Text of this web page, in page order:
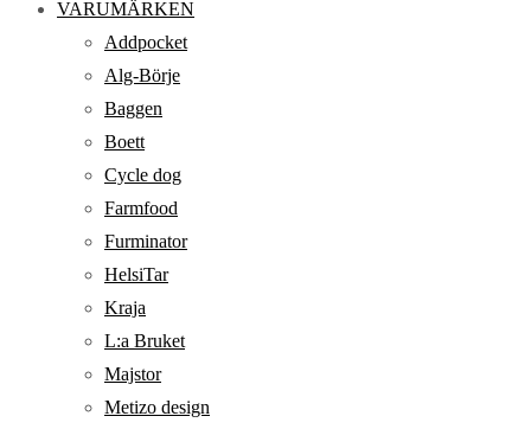
VARUMÄRKEN
Addpocket
Alg-Börje
Baggen
Boett
Cycle dog
Farmfood
Furminator
HelsiTar
Kraja
L:a Bruket
Majstor
Metizo design